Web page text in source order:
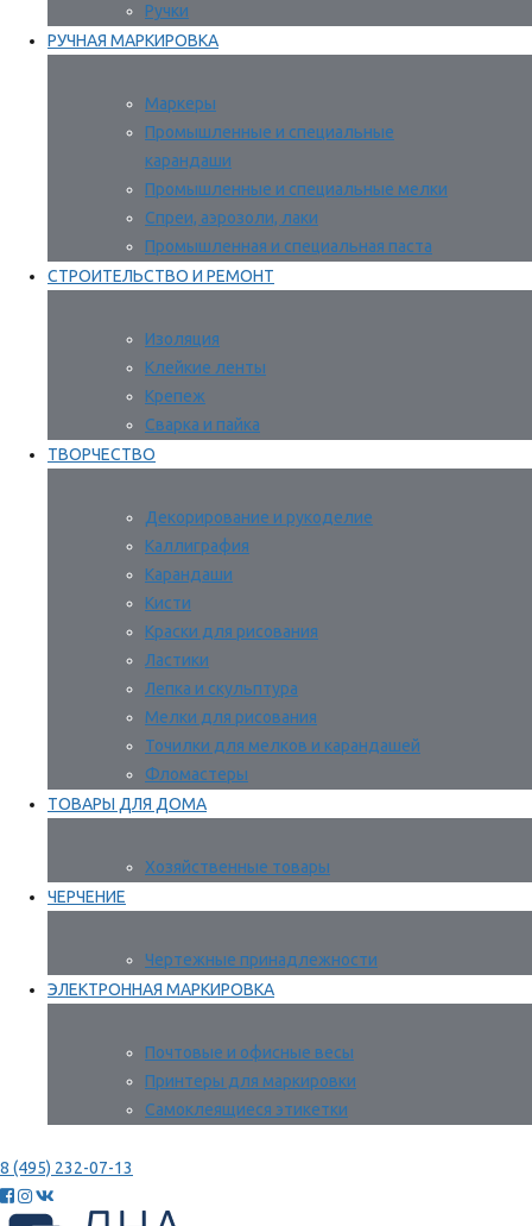
Ручки
РУЧНАЯ МАРКИРОВКА
Маркеры
Промышленные и специальные
карандаши
Промышленные и специальные мелки
Спреи, аэрозоли, лаки
Промышленная и специальная паста
СТРОИТЕЛЬСТВО И РЕМОНТ
Изоляция
Клейкие ленты
Крепеж
Сварка и пайка
ТВОРЧЕСТВО
Декорирование и рукоделие
Каллиграфия
Карандаши
Кисти
Краски для рисования
Ластики
Лепка и скульптура
Мелки для рисования
Точилки для мелков и карандашей
Фломастеры
ТОВАРЫ ДЛЯ ДОМА
Хозяйственные товары
ЧЕРЧЕНИЕ
Чертежные принадлежности
ЭЛЕКТРОННАЯ МАРКИРОВКА
Почтовые и офисные весы
Принтеры для маркировки
Самоклеящиеся этикетки
8 (495) 232-07-13